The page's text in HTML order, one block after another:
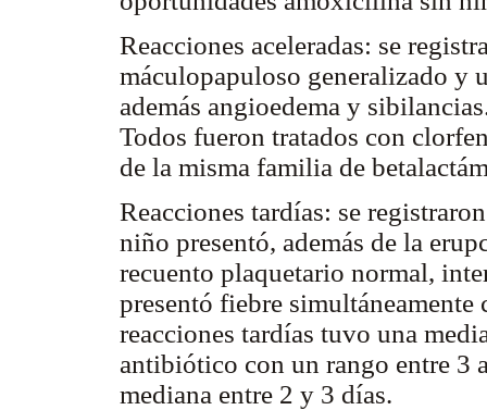
Reacciones aceleradas: se
máculopapuloso generalizado y
además angioedema y
Todos fueron tratados con
de la misma familia de
Reacciones tardías: se
niño presentó, además de la
recuento plaquetario normal,
presentó fiebre
reacciones tardías tuvo una
antibiótico con un rango entre 3
mediana entre 2 y 3 días.